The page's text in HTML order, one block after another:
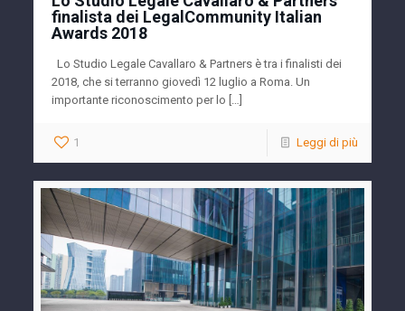
finalista dei LegalCommunity Italian
Awards 2018
Lo Studio Legale Cavallaro & Partners è tra i finalisti dei
2018, che si terranno giovedì 12 luglio a Roma. Un
importante riconoscimento per lo […]
1 Leggi di più